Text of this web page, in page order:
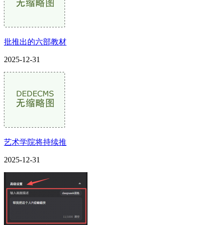
批推出的六部教材
2025-12-31
艺术学院将持续推
2025-12-31